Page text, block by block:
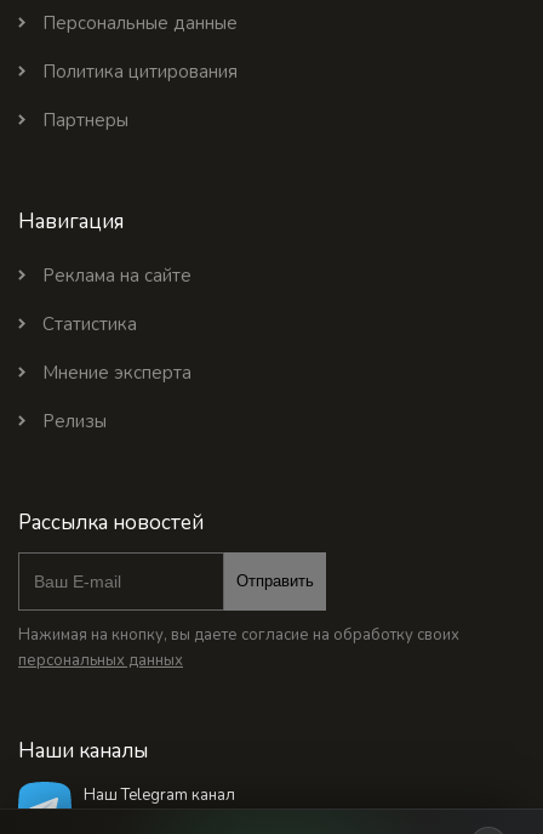
Персональные данные
Политика цитирования
Партнеры
Навигация
Реклама на сайте
Статистика
Мнение эксперта
Релизы
Рассылка новостей
Отправить
Нажимая на кнопку, вы даете согласие на обработку своих
персональных данных
Наши каналы
Наш Telegram канал